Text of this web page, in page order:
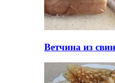
Ветчина из